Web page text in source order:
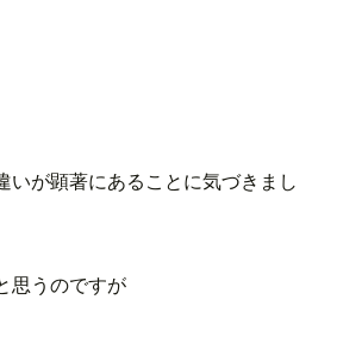
いが顕著にあることに気づきまし
思うのですが